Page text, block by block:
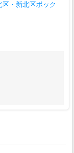
・新北区ボック